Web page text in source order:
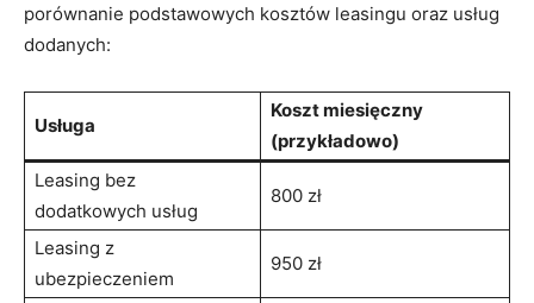
porównanie podstawowych kosztów leasingu oraz usług
dodanych:
Usługa
Koszt miesięczny
(przykładowo)
Leasing ‍bez
⁤dodatkowych usług
800 zł
Leasing z⁣
ubezpieczeniem
950 ⁣zł